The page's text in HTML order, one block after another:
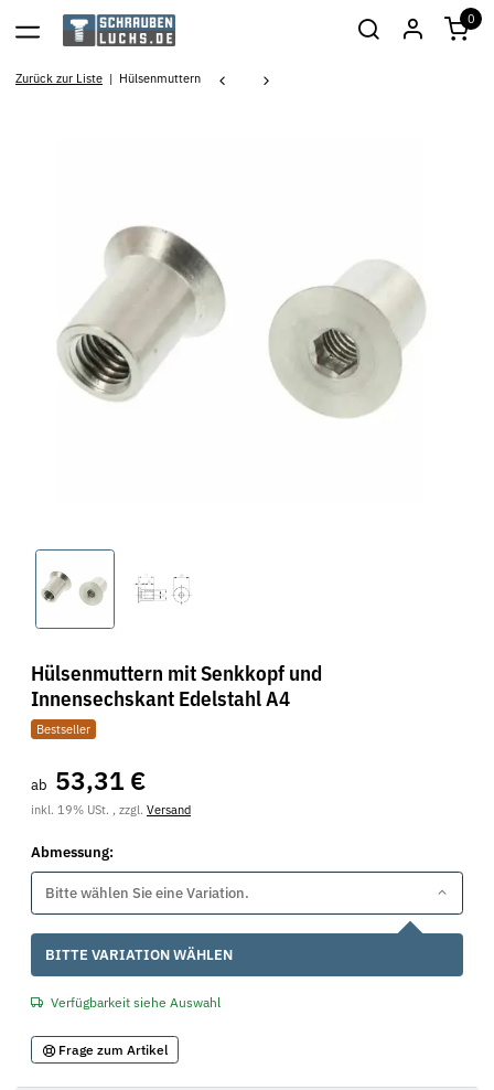
0
Zurück zur Liste Hülsenmuttern
Hülsenmuttern mit Senkkopf und
Innensechskant Edelstahl A4
Bestseller
ab 53,31 €
inkl. 19% USt. , zzgl. Versand
Abmessung:
Bitte wählen Sie eine Variation.
x
BITTE VARIATION WÄHLEN
Verfügbarkeit siehe Auswahl
Frage zum Artikel